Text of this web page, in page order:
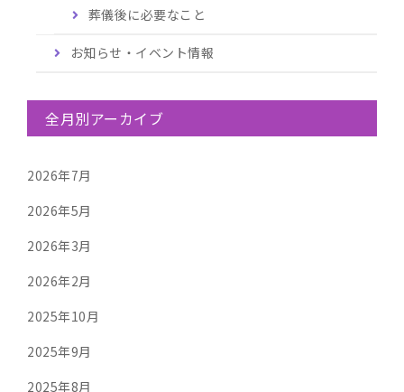
葬儀後に必要なこと
お知らせ・イベント情報
全月別アーカイブ
2026年7月
2026年5月
2026年3月
2026年2月
2025年10月
2025年9月
2025年8月